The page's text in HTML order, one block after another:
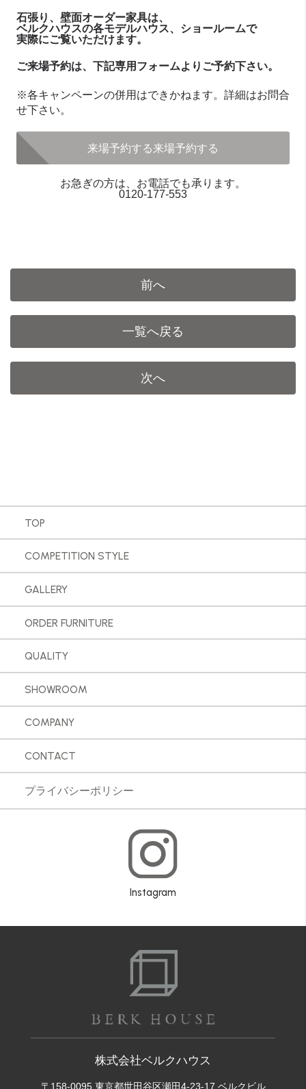
石張り、壁面オーダー家具は、
ベルクハウスの各モデルハウス、ショールームで
実際にご覧いただけます。
ご来場予約は、下記専用フォームよりご予約下さい。
※各キャンペーンの併用はできかねます。詳細はお問合
せ下さい。
来場予約する来場予約する
お急ぎの方は、お電話でも承ります。
0120-177-553
前へ
一覧へ戻る
次へ
TOP
COMPETITION STYLE
GALLERY
ORDER FURNITURE
QUALITY
SHOWROOM
COMPANY
CONTACT
プライバシーポリシー
Instagram
株式会社ベルクハウス
〒158-0095 東京都世田谷区瀬田4-23-17 ベルクビル